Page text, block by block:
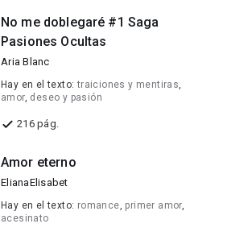
No me doblegaré #1 Saga
Pasiones Ocultas
Aria Blanc
Hay en el texto:traiciones y mentiras,
amor, deseo y pasión
216 pág.
Amor eterno
ElianaElisabet
Hay en el texto: romance, primer amor,
acesinato